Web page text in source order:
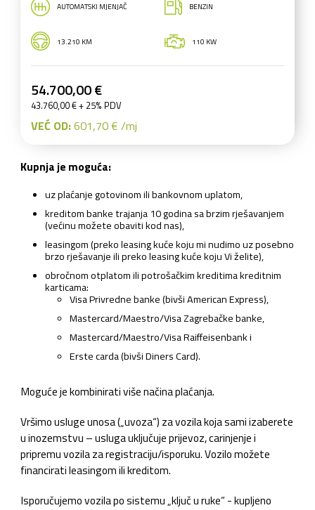
AUTOMATSKI MJENJAČ BENZIN
13.210 KM 110 KW
54.700,00 €
43.760,00 € + 25% PDV
VEĆ OD:601,70 € /mj
Kupnja je moguća:
uz plaćanje gotovinom ili bankovnom uplatom,
kreditom banke trajanja 10 godina sa brzim rješavanjem
(većinu možete obaviti kod nas),
leasingom (preko leasing kuće koju mi nudimo uz posebno
brzo rješavanje ili preko leasing kuće koju Vi želite),
obročnom otplatom ili potrošačkim kreditima kreditnim
karticama:
Visa Privredne banke (bivši American Express),
Mastercard/Maestro/Visa Zagrebačke banke,
Mastercard/Maestro/Visa Raiffeisenbank i
Erste carda (bivši Diners Card).
Moguće je kombinirati više načina plaćanja.
Vršimo usluge unosa („uvoza“) za vozila koja sami izaberete
u inozemstvu – usluga uključuje prijevoz, carinjenje i
pripremu vozila za registraciju/isporuku. Vozilo možete
financirati leasingom ili kreditom.
Isporučujemo vozila po sistemu „ključ u ruke“ - kupljeno